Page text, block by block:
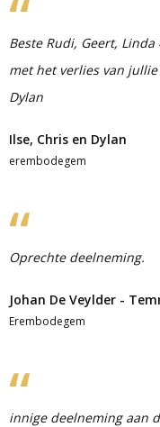
Beste Rudi, Geert,
met het verlies van
Dylan
Ilse, Chris en Dylan
erembodegem
Oprechte deelneming.
Johan De Veylder -
Erembodegem
innige deelneming aan